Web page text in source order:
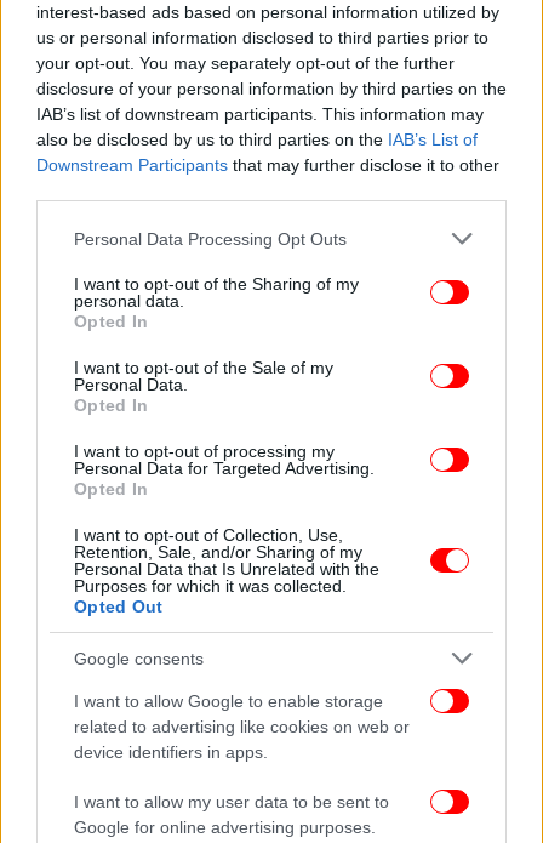
interest-based ads based on personal information utilized by
us or personal information disclosed to third parties prior to
your opt-out. You may separately opt-out of the further
disclosure of your personal information by third parties on the
IAB’s list of downstream participants. This information may
also be disclosed by us to third parties on the IAB’s List of
Downstream Participants that may further disclose it to other
Please note that this website/app uses one or more Google
not limited to your visit or usage behaviour. You may click to
grant or deny consent to Google and its third-party tags to
use your data for below specified purposes in below Google
consent section.
Personal Data Processing Opt Outs
I want to opt-out of the Sharing of my
personal data.
Opted In
I want to opt-out of the Sale of my
Personal Data.
Opted In
I want to opt-out of processing my
Personal Data for Targeted Advertising.
Opted In
I want to opt-out of Collection, Use,
Retention, Sale, and/or Sharing of my
Personal Data that Is Unrelated with the
Purposes for which it was collected.
Opted Out
Google consents
I want to allow Google to enable storage
related to advertising like cookies on web or
device identifiers in apps.
I want to allow my user data to be sent to
Google for online advertising purposes.
• είτε τα προσωπικά σας στοιχεία (επώνυμο, όνομα,
όνομα πατέρα και μητέρας, έτος γέννησης),
• είτε μόνο τα πεδία του ειδικού εκλογικού αριθμού
και το επώνυμό σας.